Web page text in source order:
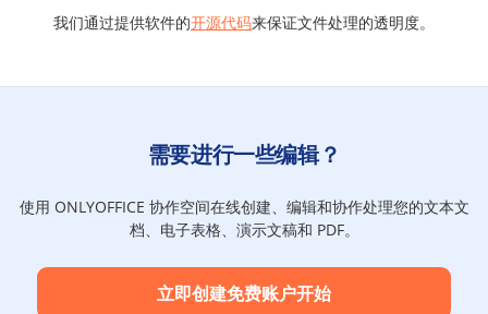
我们通过提供软件的开源代码来保证文件处理的透明度。
需要进行一些编辑？
使用 ONLYOFFICE 协作空间在线创建、编辑和协作处理您的文本文
档、电子表格、演示文稿和 PDF。
立即创建免费账户开始